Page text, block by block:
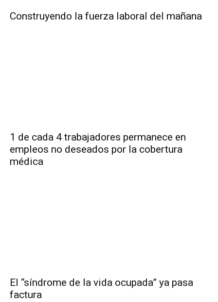
Construyendo la fuerza laboral del mañana
1 de cada 4 trabajadores permanece en
empleos no deseados por la cobertura
médica
El “síndrome de la vida ocupada” ya pasa
factura